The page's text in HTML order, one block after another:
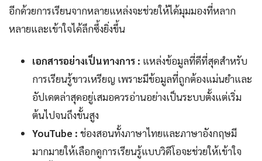
อีกด้วยการเรียนจากหลายแหล่งจะช่วยให้ได้มุมมองที่หลาก
หลายและเข้าใจได้ลึกซึ้งยิ่งขึ้น
เอกสารอย่างเป็นทางการ : แหล่งข้อมูลที่ดีที่สุดสำหรับ
การเรียนรู้ขาวเหรียญ เพราะมีข้อมูลที่ถูกต้องแม่นยำและ
อัปเดตล่าสุดอยู่เสมอควรอ่านอย่างเป็นระบบตั้งแต่เริ่ม
ต้นไปจนถึงขั้นสูง
YouTube : ช่องสอนทั้งภาษาไทยและภาษาอังกฤษมี
มากมายให้เลือกดูการเรียนรู้แบบวิดีโอจะช่วยให้เข้าใจ